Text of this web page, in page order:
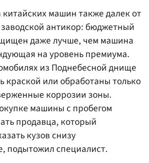
машин также далек от
антикор: бюджетный
даже лучше, чем машина
на уровень премиума.
из Поднебесной днище
краской или обработаны только
коррозии зоны.
машины с пробегом
продавца, который
кузов снизу
подытожил специалист.